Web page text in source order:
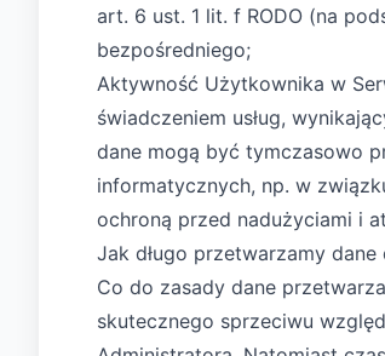
art. 6 ust. 1 lit. f RODO (na
bezpośredniego;
Aktywność Użytkownika w
świadczeniem usług,
dane mogą być tymczasowo
informatycznych, np. w
ochroną przed nadużyciami i
Jak długo przetwarzamy dane
Co do zasady dane
skutecznego sprzeciwu